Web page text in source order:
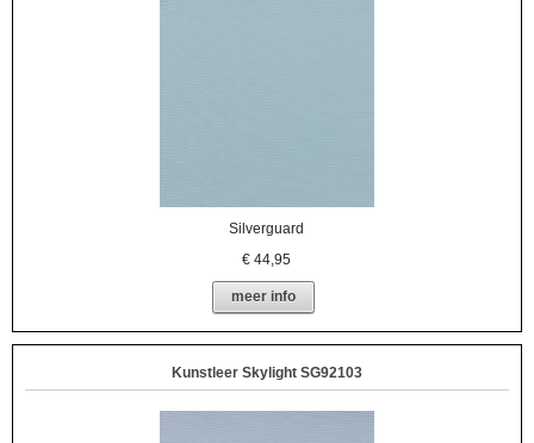
Silverguard
€44,95
meer info
Kunstleer Skylight SG92103